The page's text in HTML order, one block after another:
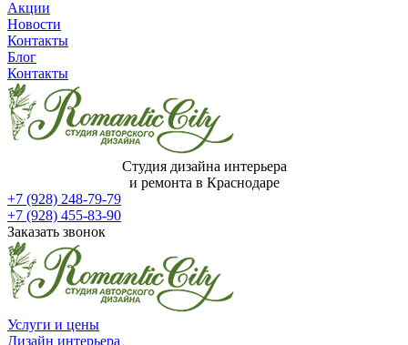
Акции
Новости
Контакты
Блог
Контакты
Студия дизайна интерьера
и ремонта в Краснодаре
+7 (928) 248-79-79
+7 (928) 455-83-90
Заказать звонок
Услуги и цены
Дизайн интерьера